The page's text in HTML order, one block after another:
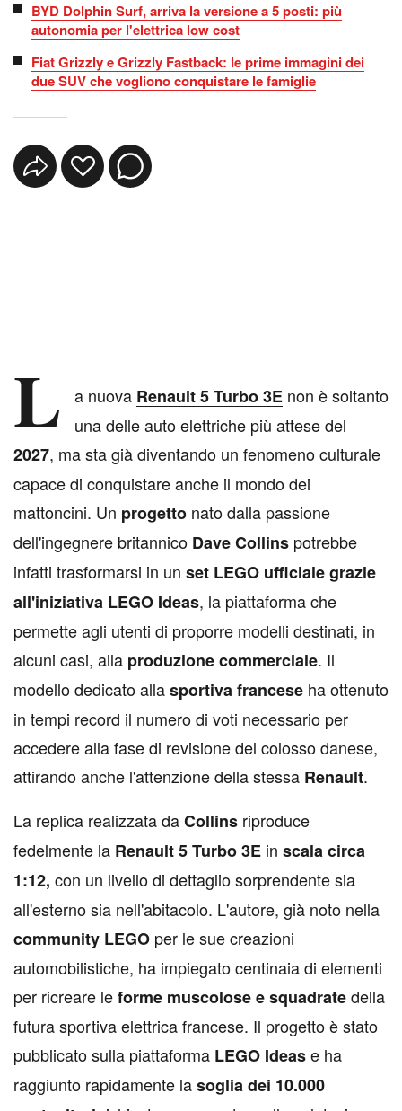
BYD Dolphin Surf, arriva la versione a 5 posti: più
autonomia per l'elettrica low cost
Fiat Grizzly e Grizzly Fastback: le prime immagini dei
due SUV che vogliono conquistare le famiglie
L a nuova Renault 5 Turbo 3E non è soltanto
una delle auto elettriche più attese del
2027, ma sta già diventando un fenomeno culturale
capace di conquistare anche il mondo dei
mattoncini. Un progetto nato dalla passione
dell'ingegnere britannico Dave Collins potrebbe
infatti trasformarsi in un set LEGO ufficiale grazie
all'iniziativa LEGO Ideas, la piattaforma che
permette agli utenti di proporre modelli destinati, in
alcuni casi, alla produzione commerciale. Il
modello dedicato allasportiva francese ha ottenuto
in tempi record il numero di voti necessario per
accedere alla fase di revisione del colosso danese,
attirando anche l'attenzione della stessa Renault.
La replica realizzata daCollins riproduce
fedelmente la Renault 5 Turbo 3E in scala circa
1:12, con un livello di dettaglio sorprendente sia
all'esterno sia nell'abitacolo. L'autore, già noto nella
community LEGO per le sue creazioni
automobilistiche, ha impiegato centinaia di elementi
per ricreare leforme muscolose e squadratedella
futura sportiva elettrica francese. Il progetto è stato
pubblicato sulla piattaforma LEGO Idease ha
raggiunto rapidamente lasoglia dei 10.000